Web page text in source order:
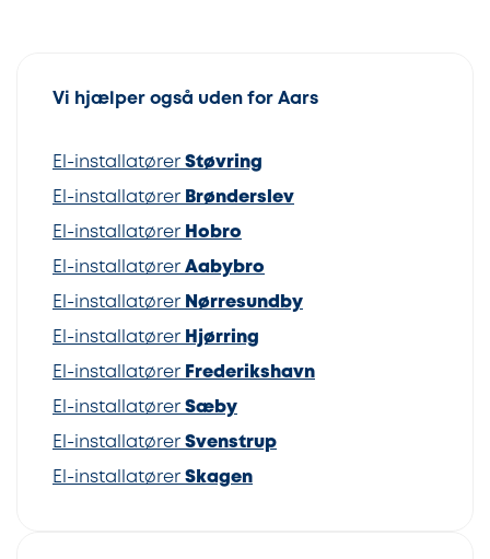
Vi hjælper også uden for Aars
El-installatører Støvring
El-installatører Brønderslev
El-installatører Hobro
El-installatører Aabybro
El-installatører Nørresundby
El-installatører Hjørring
El-installatører Frederikshavn
El-installatører Sæby
El-installatører Svenstrup
El-installatører Skagen